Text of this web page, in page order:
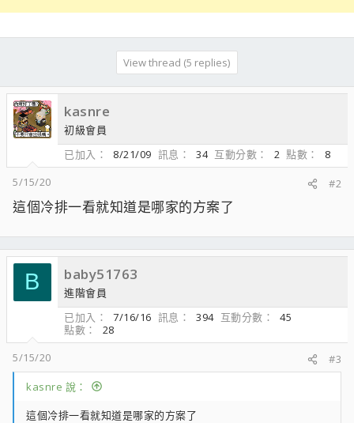
View thread (5 replies)
kasnre
初級會員
已加入
8/21/09 訊息 34 互動分數 2 點數
8
5/15/20
#2
這個冷排一看就知道是哪家的方案了
B baby51763
進階會員
已加入
7/16/16 訊息 394 互動分數
45
點數
28
5/15/20
#3
kasnre 說：
這個冷排一看就知道是哪家的方案了